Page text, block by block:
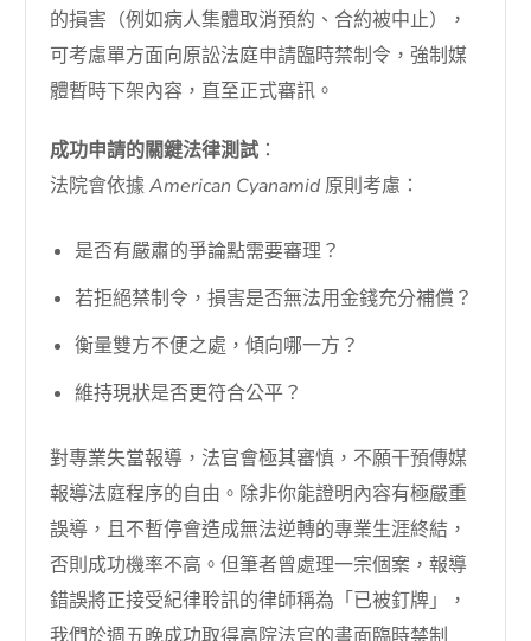
的損害（例如病人集體取消預約、合約被中止），
可考慮單方面向原訟法庭申請臨時禁制令，強制媒
體暫時下架內容，直至正式審訊。
成功申請的關鍵法律測試 ：
法院會依據American Cyanamid原則考慮：
是否有嚴肅的爭論點需要審理？
若拒絕禁制令，損害是否無法用金錢充分補償？
衡量雙方不便之處，傾向哪一方？
維持現狀是否更符合公平？
對專業失當報導，法官會極其審慎，不願干預傳媒
報導法庭程序的自由。除非你能證明內容有極嚴重
誤導，且不暫停會造成無法逆轉的專業生涯終結，
否則成功機率不高。但筆者曾處理一宗個案，報導
錯誤將正接受紀律聆訊的律師稱為「已被釘牌」，